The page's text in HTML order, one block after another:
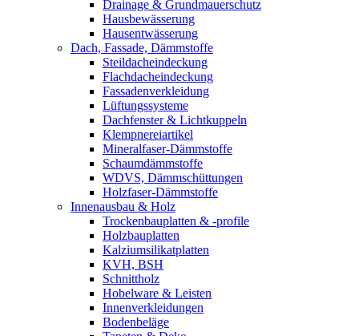
Drainage & Grundmauerschutz
Hausbewässerung
Hausentwässerung
Dach, Fassade, Dämmstoffe
Steildacheindeckung
Flachdacheindeckung
Fassadenverkleidung
Lüftungssysteme
Dachfenster & Lichtkuppeln
Klempnereiartikel
Mineralfaser-Dämmstoffe
Schaumdämmstoffe
WDVS, Dämmschüttungen
Holzfaser-Dämmstoffe
Innenausbau & Holz
Trockenbauplatten & -profile
Holzbauplatten
Kalziumsilikatplatten
KVH, BSH
Schnittholz
Hobelware & Leisten
Innenverkleidungen
Bodenbeläge